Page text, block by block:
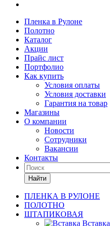
Пленка в Рулоне
Полотно
Каталог
Акции
Прайс лист
Портфолио
Как купить
Условия оплаты
Условия доставки
Гарантия на товар
Магазины
О компании
Новости
Сотрудники
Вакансии
Контакты
Найти
ПЛЕНКА В РУЛОНЕ
ПОЛОТНО
ШТАПИКОВАЯ
Вставка